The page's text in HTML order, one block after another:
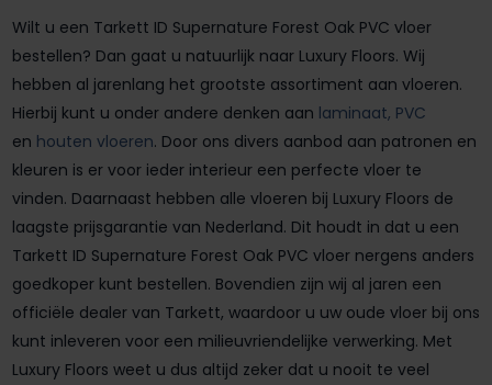
Wilt u een Tarkett ID Supernature Forest Oak PVC vloer
bestellen? Dan gaat u natuurlijk naar Luxury Floors. Wij
hebben al jarenlang het grootste assortiment aan vloeren.
Hierbij kunt u onder andere denken aan laminaat, PVC
en houten vloeren. Door ons divers aanbod aan patronen en
kleuren is er voor ieder interieur een perfecte vloer te
vinden. Daarnaast hebben alle vloeren bij Luxury Floors de
laagste prijsgarantie van Nederland. Dit houdt in dat u een
Tarkett ID Supernature Forest Oak PVC vloer nergens anders
goedkoper kunt bestellen. Bovendien zijn wij al jaren een
officiële dealer van Tarkett, waardoor u uw oude vloer bij ons
kunt inleveren voor een milieuvriendelijke verwerking. Met
Luxury Floors weet u dus altijd zeker dat u nooit te veel